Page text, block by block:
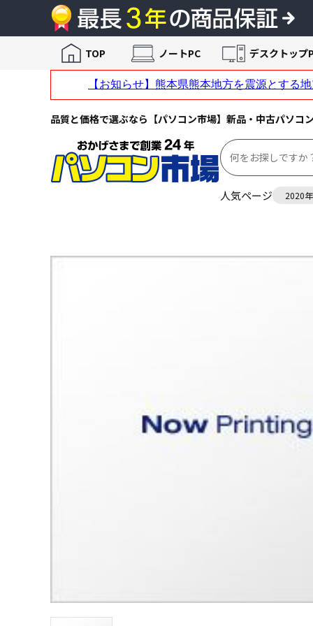
品質と価格で選ぶなら【パソコン市場】新品・中古パソコ
人気ページ 2020
TOP ノートPC デスクトップ